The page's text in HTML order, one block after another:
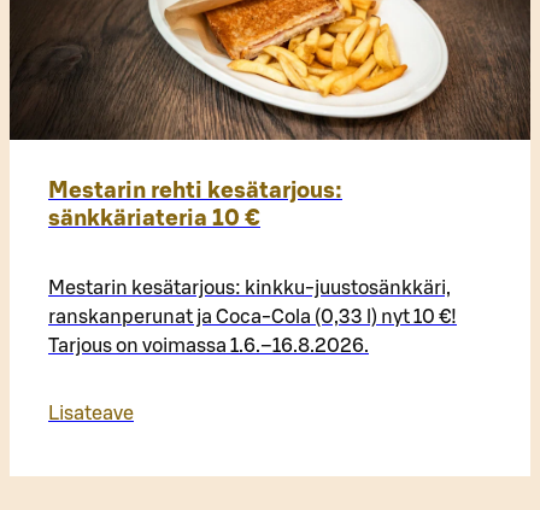
Mestarin rehti kesätarjous:
sänkkäriateria 10 €
Mestarin kesätarjous: kinkku-juustosänkkäri,
ranskanperunat ja Coca-Cola (0,33 l) nyt 10 €!
Tarjous on voimassa 1.6.–16.8.2026.
Lisateave